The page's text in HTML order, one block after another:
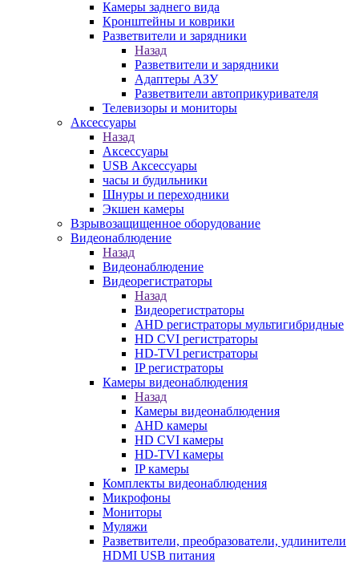
Камеры заднего вида
Кронштейны и коврики
Разветвители и зарядники
Назад
Разветвители и зарядники
Адаптеры АЗУ
Разветвители автоприкуривателя
Телевизоры и мониторы
Аксессуары
Назад
Аксессуары
USB Аксессуары
часы и будильники
Шнуры и переходники
Экшен камеры
Взрывозащищенное оборудование
Видеонаблюдение
Назад
Видеонаблюдение
Видеорегистраторы
Назад
Видеорегистраторы
AHD регистраторы мультигибридные
HD CVI регистраторы
HD-TVI регистраторы
IP регистраторы
Камеры видеонаблюдения
Назад
Камеры видеонаблюдения
AHD камеры
HD CVI камеры
HD-TVI камеры
IP камеры
Комплекты видеонаблюдения
Микрофоны
Мониторы
Муляжи
Разветвители, преобразователи, удлинители
HDMI USB питания